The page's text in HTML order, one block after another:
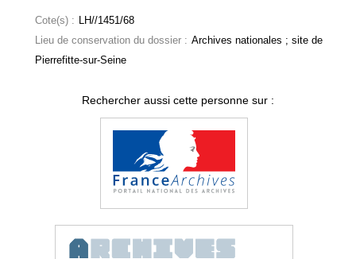
Cote(s) : LH//1451/68
Lieu de conservation du dossier : Archives nationales ; site de
Pierrefitte-sur-Seine
Rechercher aussi cette personne sur :